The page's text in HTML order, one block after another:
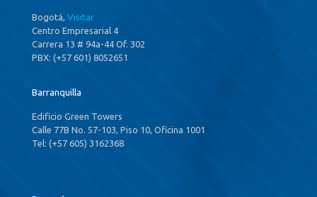
Bogotá, Visitar
Centro Empresarial 4
Carrera 13 # 94a-44 Of. 302
PBX: (+57 601) 8052651
Barranquilla
Edificio Green Towers
Calle 77B No. 57-103, Piso 10, Oficina 1001
Tel: (+57 605) 3162368